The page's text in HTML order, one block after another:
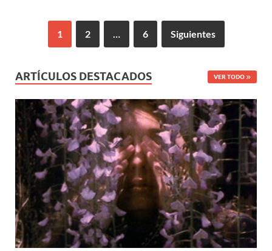
1 2 6 Siguientes
ARTÍCULOS DESTACADOS VER TODO